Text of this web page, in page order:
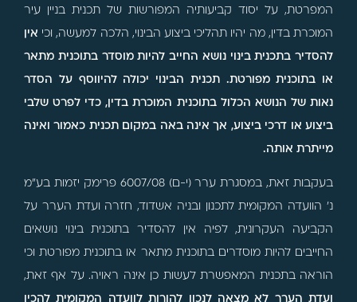
המפרטת, על יסוד קביעותיה המפורשות של תכנית בניין עיר
המוכרת בדין, מה יהיו תהליכי ביצוע הבינוי, הלכה למעשה, וכי אין
להסדיר בתכנית בינוי נושא החייב להיות מוסדר בתוכנית מתאר
או בתוכנית מפורטת. תכנית הבינוי יכולה להיווסף על הסדר
נאות של הנושא הכלול בתוכנית המוכרת בדין, כדי לפרט שלבי
ביצוע או דרכי ביצוע, אך אינה באה במקום תכנית כאמור ואינה
מייתרת אותה.
בעקבות זאת, במסגרת ערר (י-ם) 6007/08 פרימק יזמות בע"מ
נ' הוועדה המקומית לתכנון ובניה אשדוד, חזרה ועדת הערר על
הקביעה העקרונית, לפיה אין להסדיר בתוכנית בינוי נושאים
החייבים להיות מוסדרים בתוכנית מתאר או בתוכנית מפורטת וכי
הוראה בתכנית המאפשרת לעשות כן אינה ראויה. על אף זאת,
ועדת הערר לא מצאה לנכון להורות לוועדה המקומית להכין